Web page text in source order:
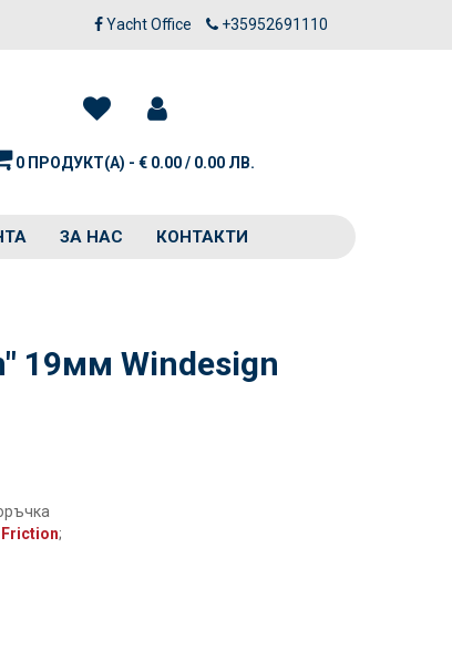
Yacht Office +35952691110
0 ПРОДУКТ(А) - € 0.00 / 0.00 ЛВ.
ЗА НАС КОНТАКТИ
19мм Windesign
Friction;